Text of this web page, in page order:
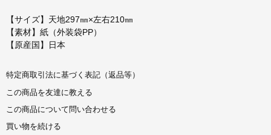
【サイズ】天地297㎜×左右210㎜
【素材】紙（外装袋PP）
【原産国】日本
特定商取引法に基づく表記（返品等）
この商品を友達に教える
この商品について問い合わせる
買い物を続ける